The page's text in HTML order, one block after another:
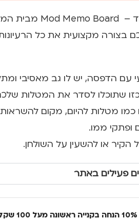
בצורה מקצועית את כל
עם הדפסה, יש לו גב מאסיבי
שתוכלו לסדר את המטלות
כמו מטלות להיום, מקום
ופתקי ממו.
הקיר או להשעין על השולחן.
פעילים באתר